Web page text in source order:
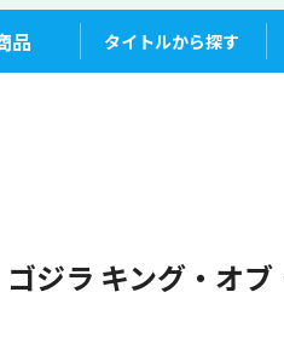
品 タイトルから探す
ジラ キング・オ